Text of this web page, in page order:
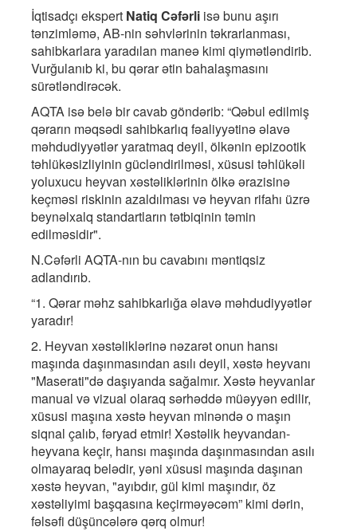
İqtisadçı ekspert Natiq Cəfərli isə bunu aşırı
tənzimləmə, AB-nin səhvlərinin təkrarlanması,
sahibkarlara yaradılan maneə kimi qiymətləndirib.
Vurğulanıb ki, bu qərar ətin bahalaşmasını
sürətləndirəcək.
AQTA isə belə bir cavab göndərib: “Qəbul edilmiş
qərarın məqsədi sahibkarlıq fəaliyyətinə əlavə
məhdudiyyətlər yaratmaq deyil, ölkənin epizootik
təhlükəsizliyinin gücləndirilməsi, xüsusi təhlükəli
yoluxucu heyvan xəstəliklərinin ölkə ərazisinə
keçməsi riskinin azaldılması və heyvan rifahı üzrə
beynəlxalq standartların tətbiqinin təmin
edilməsidir".
N.Cəfərli AQTA-nın bu cavabını məntiqsiz
adlandırıb.
“1. Qərar məhz sahibkarlığa əlavə məhdudiyyətlər
yaradır!
2. Heyvan xəstəliklərinə nəzarət onun hansı
maşında daşınmasından asılı deyil, xəstə heyvanı
"Maserati"də daşıyanda sağalmır. Xəstə heyvanlar
manual və vizual olaraq sərhəddə müəyyən edilir,
xüsusi maşına xəstə heyvan minəndə o maşın
siqnal çalıb, fəryad etmir! Xəstəlik heyvandan-
heyvana keçir, hansı maşında daşınmasından asılı
olmayaraq belədir, yəni xüsusi maşında daşınan
xəstə heyvan, "ayıbdır, gül kimi maşındır, öz
xəstəliyimi başqasına keçirməyəcəm” kimi dərin,
fəlsəfi düşüncələrə qərq olmur!